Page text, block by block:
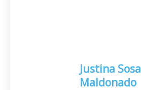
Justina Sosa
Maldonado